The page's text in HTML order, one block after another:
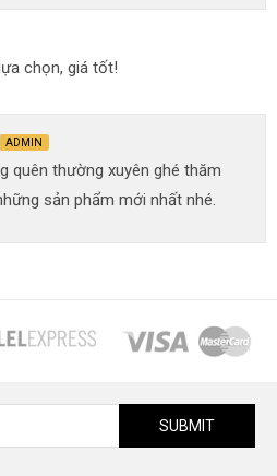
chọn, giá tốt!
ADMIN
quên thường xuyên ghé thăm
sản phẩm mới nhất nhé.
SUBMIT